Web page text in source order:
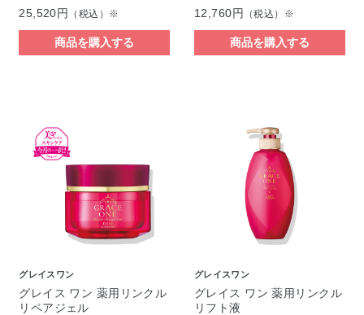
25,520円
（税込）※
商品を購入する
12,760円
（税込）※
商品を購入する
グレイスワン
グレイス ワン 薬用リンクル
リペアジェル
グレイスワン
グレイス ワン 薬用リンクル
リフト液